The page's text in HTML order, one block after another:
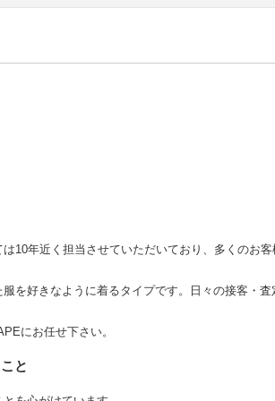
10年近く担当させていただいており、多くのお
を好きなように着るタイプです。日々の接客・査
にお任せ下さい。
と